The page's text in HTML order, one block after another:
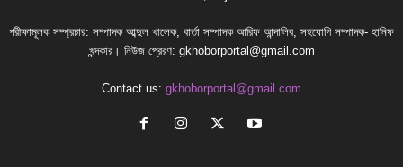
পরীক্ষামূলক সম্প্রচার: সম্পাদক আব্দুল খালেক, বার্তা সম্পাদক আরিফ আন্দালিব, সহযোগি সম্পাদক- হানিফ
খন্দকার। নিউজ প্রেরণ: gkhoborportal@gmail.com
Contact us: gkhoborportal@gmail.com